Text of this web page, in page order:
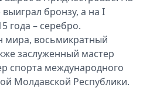
бронзу, а на I
года – серебро.
мира, восьмикратный
заслуженный мастер
спорта международного
Молдавской Республики.